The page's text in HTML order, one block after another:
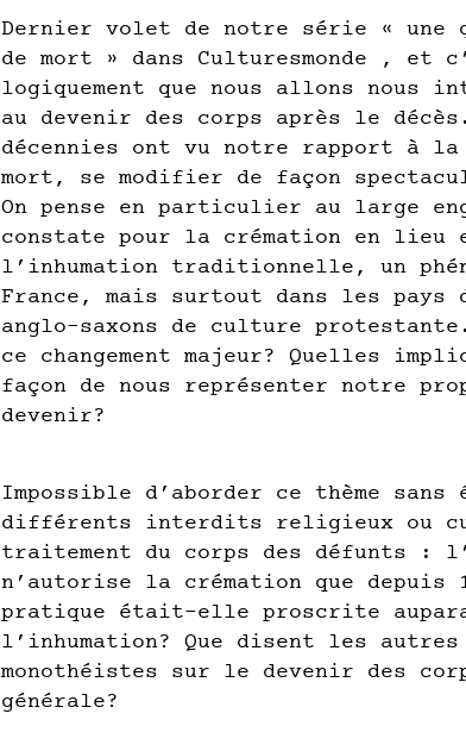
Dernier volet de notre série « une
de mort » dans Culturesmonde , et
logiquement que nous allons nous
au devenir des corps après le
décennies ont vu notre rapport à
mort, se modifier de façon
On pense en particulier au large
constate pour la crémation en lieu
l’inhumation traditionnelle, un
France, mais surtout dans les pays
anglo-saxons de culture
ce changement majeur? Quelles
façon de nous représenter notre
devenir?
Impossible d’aborder ce thème sans
différents interdits religieux ou
traitement du corps des défunts :
n’autorise la crémation que depuis
pratique était-elle proscrite
l’inhumation? Que disent les
monothéistes sur le devenir des
générale?